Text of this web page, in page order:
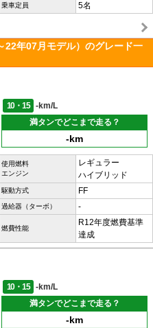
乗車定員 5名
22年07月モデル）のグレード一
10・15
-km/L
満タンでどこまで走る？
-km
使用燃料
エンジン
レギュラー
ハイブリッド
駆動方式 FF
過給器（ターボ） -
燃費性能
R12年度燃費基準
達成
10・15
-km/L
満タンでどこまで走る？
-km